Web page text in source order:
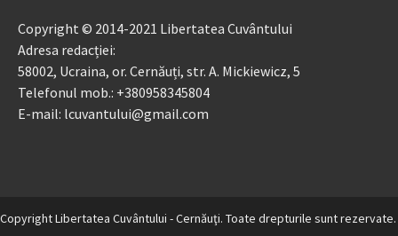
Copyright © 2014-2021 Libertatea Cuvântului
Adresa redacției:
58002, Ucraina, or. Cernăuți, str. A. Mickiewicz, 5
Telefonul mob.: +380958345804
E-mail: lcuvantului@gmail.com
Copyright Libertatea Cuvântului - Cernăuţi. Toate drepturile sunt rezervate.